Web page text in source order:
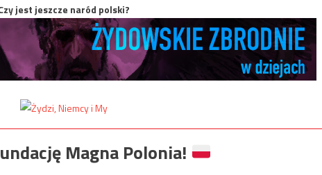
jest jeszcze naród polski?
Magna Polonia!